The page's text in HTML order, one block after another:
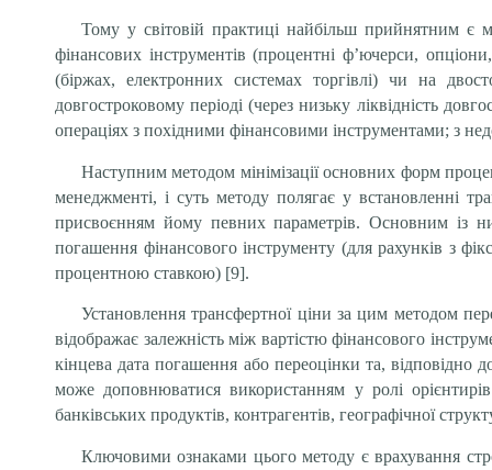
Тому у світовій практиці найбільш прийнятним є
фінансових інструментів (процентні ф’ючерси,
(біржах, електронних системах торгівлі) чи на
довгостроковому періоді (через низьку ліквідність
операціях з похідними фінансовими інструментами; з
Наступним методом мінімізації основних форм
менеджменті, і суть методу полягає у встановленні
присвоєнням йому певних параметрів. Основним із
погашення фінансового інструменту (для рахунків з
процентною ставкою) [9].
Установлення трансфертної ціни за цим методом
відображає залежність між вартістю фінансового
кінцева дата погашення або переоцінки та, відповідно
може доповнюватися використанням у ролі
банківських продуктів, контрагентів, географічної
Ключовими ознаками цього методу є врахування